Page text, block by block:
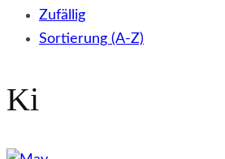
Zufällig
Sortierung (A-Z)
Ki